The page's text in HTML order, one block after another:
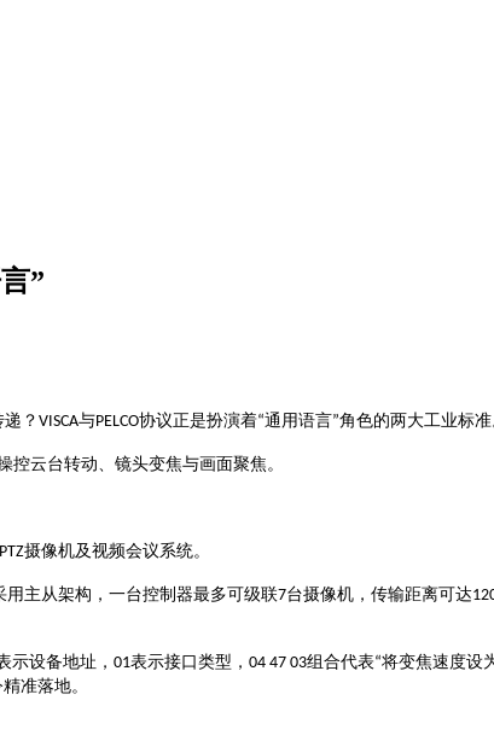
”
？ VISCA与PELCO协议正是扮演着“通用语言”角色的两大工业标准
云台转动、镜头变焦与画面聚焦。
PTZ摄像机及视频会议系统。
用主从架构，一台控制器最多可级联7台摄像机，传输距离可达
示设备地址， 01表示接口类型， 04 47 03组合代表“将变焦速度设
精准落地。